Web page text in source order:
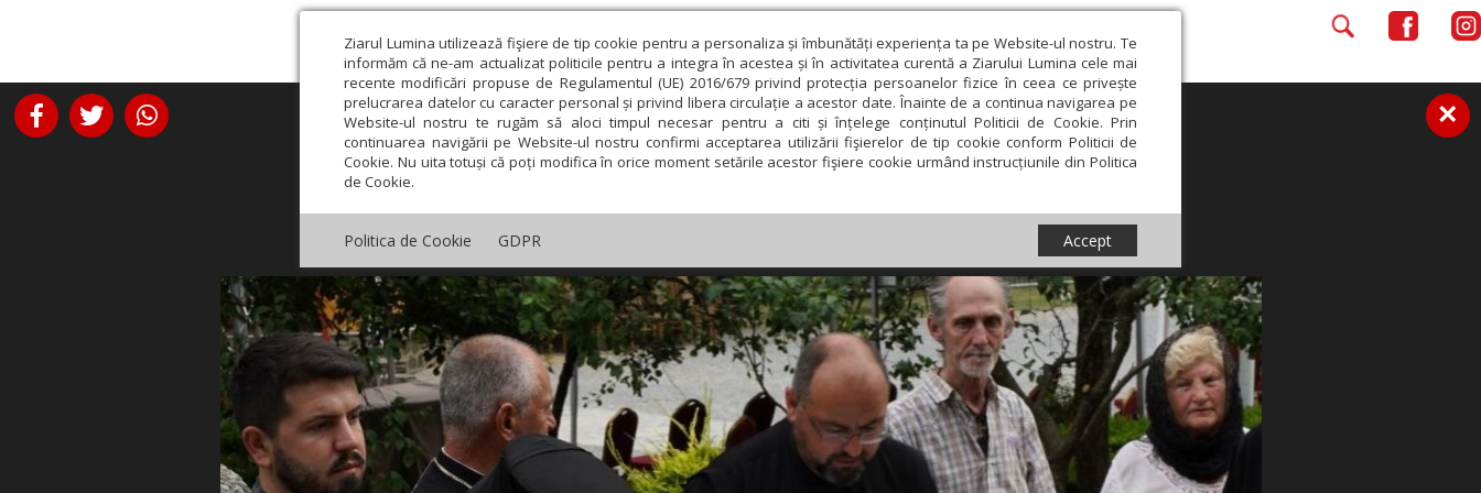
Ziarul Lumina utilizează fişiere de tip cookie pentru a personaliza și îmbunătăți experiența ta pe Website-ul nostru. Te
informăm că ne-am actualizat politicile pentru a integra în acestea și în activitatea curentă a Ziarului Lumina cele mai
recente modificări propuse de Regulamentul (UE) 2016/679 privind protecția persoanelor fizice în ceea ce privește
prelucrarea datelor cu caracter personal și privind libera circulație a acestor date. Înainte de a continua navigarea pe
Website-ul nostru te rugăm să aloci timpul necesar pentru a citi și înțelege conținutul Politicii de Cookie. Prin
continuarea navigării pe Website-ul nostru confirmi acceptarea utilizării fişierelor de tip cookie conform Politicii de
Cookie. Nu uita totuși că poți modifica în orice moment setările acestor fişiere cookie urmând instrucțiunile din Politica
de Cookie.
Politica de Cookie GDPR Accept
×